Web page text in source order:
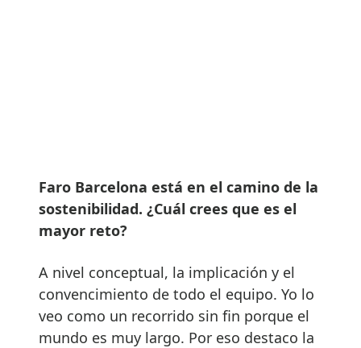
Faro Barcelona está en el camino de la
sostenibilidad. ¿Cuál crees que es el
mayor reto?
A nivel conceptual, la implicación y el
convencimiento de todo el equipo. Yo lo
veo como un recorrido sin fin porque el
mundo es muy largo. Por eso destaco la